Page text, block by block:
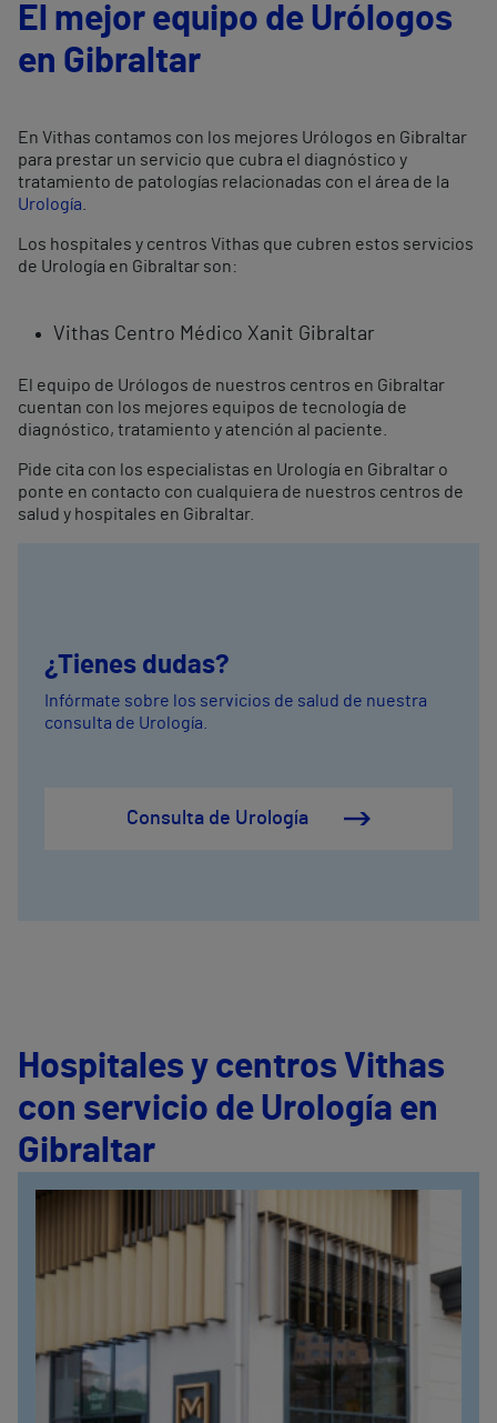
El mejor equipo de Urólogos
en Gibraltar
En Vithas contamos con los mejores Urólogos en Gibraltar
para prestar un servicio que cubra el diagnóstico y
tratamiento de patologías relacionadas con el área de la
Urología
Los hospitales y centros Vithas que cubren estos servicios
de Urología en Gibraltar son:
Vithas Centro Médico Xanit Gibraltar
El equipo de Urólogos de nuestros centros en Gibraltar
cuentan con los mejores equipos de tecnología de
diagnóstico, tratamiento y atención al paciente.
Pide cita con los especialistas en Urología en Gibraltar o
ponte en contacto con cualquiera de nuestros centros de
salud y hospitales en Gibraltar.
¿Tienes dudas?
Infórmate sobre los servicios de salud de nuestra
consulta de Urología.
Consulta de Urología
Hospitales y centros Vithas
con servicio de Urología en
Gibraltar